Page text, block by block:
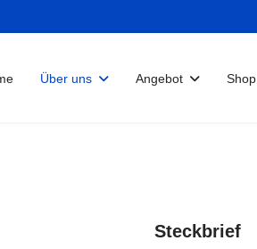
Über uns Angebot Shop
Steckbrief